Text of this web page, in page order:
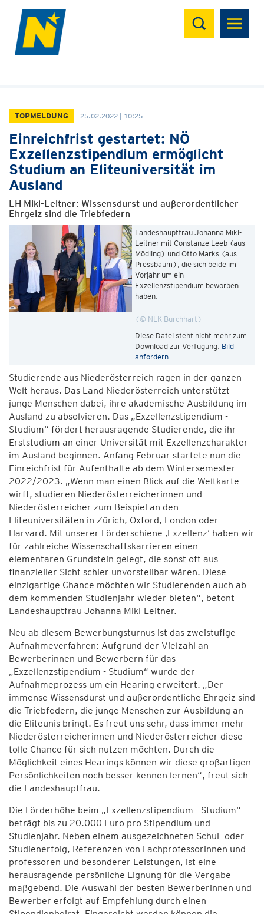
Suchen
TOPMELDUNG 25.02.2022 | 10:25
Einreichfrist gestartet: NÖ
Exzellenzstipendium ermöglicht
Studium an Eliteuniversität im
Ausland
LH Mikl-Leitner: Wissensdurst und außerordentlicher
Ehrgeiz sind die Triebfedern
Landeshauptfrau Johanna Mikl-
Leitner mit Constanze Leeb (aus
Mödling) und Otto Marks (aus
Pressbaum), die sich beide im
Vorjahr um ein
Exzellenzstipendium beworben
haben.
© NLK Burchhart
Diese Datei steht nicht mehr zum
Download zur Verfügung. Bild
anfordern
Studierende aus Niederösterreich ragen in der ganzen
Welt heraus. Das Land Niederösterreich unterstützt
junge Menschen dabei, ihre akademische Ausbildung im
Ausland zu absolvieren. Das „Exzellenzstipendium -
Studium“ fördert herausragende Studierende, die ihr
Erststudium an einer Universität mit Exzellenzcharakter
im Ausland beginnen. Anfang Februar startete nun die
Einreichfrist für Aufenthalte ab dem Wintersemester
2022/2023. „Wenn man einen Blick auf die Weltkarte
wirft, studieren Niederösterreicherinnen und
Niederösterreicher zum Beispiel an den
Eliteuniversitäten in Zürich, Oxford, London oder
Harvard. Mit unserer Förderschiene ‚Exzellenz‘ haben wir
für zahlreiche Wissenschaftskarrieren einen
elementaren Grundstein gelegt, die sonst oft aus
finanzieller Sicht schier unvorstellbar wären. Diese
einzigartige Chance möchten wir Studierenden auch ab
dem kommenden Studienjahr wieder bieten“, betont
Landeshauptfrau Johanna Mikl-Leitner.
Neu ab diesem Bewerbungsturnus ist das zweistufige
Aufnahmeverfahren: Aufgrund der Vielzahl an
Bewerberinnen und Bewerbern für das
„Exzellenzstipendium - Studium“ wurde der
Aufnahmeprozess um ein Hearing erweitert. „Der
immense Wissensdurst und außerordentliche Ehrgeiz sind
die Triebfedern, die junge Menschen zur Ausbildung an
die Eliteunis bringt. Es freut uns sehr, dass immer mehr
Niederösterreicherinnen und Niederösterreicher diese
tolle Chance für sich nutzen möchten. Durch die
Möglichkeit eines Hearings können wir diese großartigen
Persönlichkeiten noch besser kennen lernen“, freut sich
die Landeshauptfrau.
Die Förderhöhe beim „Exzellenzstipendium - Studium“
beträgt bis zu 20.000 Euro pro Stipendium und
Studienjahr. Neben einem ausgezeichneten Schul- oder
Studienerfolg, Referenzen von Fachprofessorinnen und –
professoren und besonderer Leistungen, ist eine
herausragende persönliche Eignung für die Vergabe
maßgebend. Die Auswahl der besten Bewerberinnen und
Bewerber erfolgt auf Empfehlung durch einen